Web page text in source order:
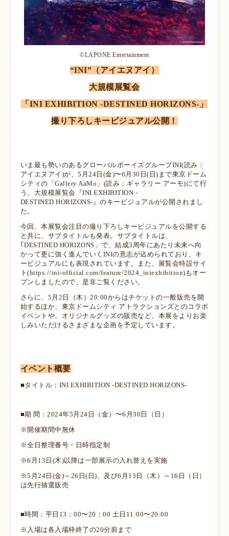
©LAPONE Entertainment
“INI”（アイエヌアイ）
大規模展覧会
「INI EXHIBITION -DESTINED HORIZONS-」
撮り下ろしキービジュアル公開！
いま最も勢いのあるグローバルボーイズグループINI(読み：
アイエヌアイ)が、5月24日(金)〜6月30日(日)まで東京ドーム
シティの「Gallery AaMo」(読み：ギャラリー アーモ)にて行
う、大規模展覧会『INI EXHIBITION -
DESTINEDHORIZONS-』のキービジュアルが公開されまし
た。
今回、本展覧会注目の撮り下ろしキービジュアルを公開する
と共に、サブタイトルも発表。サブタイトルは、
｢DESTINED HORIZONS」で、結成3周年にあたり未来へ向
かって更に強く進んでいくINIの意志が込められており、キ
ービジュアルにも表現されています。また、展覧会特設サイ
ト(https://ini-official.com/feature/2024_iniexhibition)もオー
プンしましたので、是非ご覧ください。
さらに、5月2日（木）20:00からはチケットの一般販売を開
始するほか、東京ドームシティ アトラクションズとのコラボ
イベントや、 オリジナルグッズの販売など、本展をよりお楽
しみいただけるさまざまな企画を予定しています。
イベント概要
■タイトル：INI EXHIBITION -DESTINED HORIZONS-
■期 間：2024年5月24日（金）〜6月30日（日）
※開催期間中無休
※全日整理番号・日時指定制
※6月13日(木)以降は一部展示の入れ替えを実施
※5月24日(金)～26日(日)、及び6月13日（木）～16日（日）
は先行抽選販売
■時間：平日13：00〜20：00 土日11:00〜20:00
※入場は各入場枠終了の20分前まで